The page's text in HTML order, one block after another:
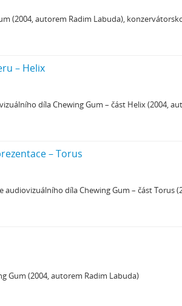
(2004, autorem Radim Labuda),
– Helix
díla Chewing Gum – část Helix (2004,
– Torus
díla Chewing Gum – část Torus
Gum (2004, autorem Radim Labuda)